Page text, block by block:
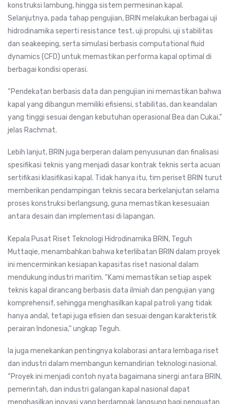
konstruksi lambung, hingga sistem permesinan kapal.
Selanjutnya, pada tahap pengujian, BRIN melakukan berbagai uji
hidrodinamika seperti resistance test, uji propulsi, uji stabilitas
dan seakeeping, serta simulasi berbasis computational fluid
dynamics (CFD) untuk memastikan performa kapal optimal di
berbagai kondisi operasi.
“Pendekatan berbasis data dan pengujian ini memastikan bahwa
kapal yang dibangun memiliki efisiensi, stabilitas, dan keandalan
yang tinggi sesuai dengan kebutuhan operasional Bea dan Cukai,”
jelas Rachmat.
Lebih lanjut, BRIN juga berperan dalam penyusunan dan finalisasi
spesifikasi teknis yang menjadi dasar kontrak teknis serta acuan
sertifikasi klasifikasi kapal. Tidak hanya itu, tim periset BRIN turut
memberikan pendampingan teknis secara berkelanjutan selama
proses konstruksi berlangsung, guna memastikan kesesuaian
antara desain dan implementasi di lapangan.
Kepala Pusat Riset Teknologi Hidrodinamika BRIN, Teguh
Muttaqie, menambahkan bahwa keterlibatan BRIN dalam proyek
ini mencerminkan kesiapan kapasitas riset nasional dalam
mendukung industri maritim. “Kami memastikan setiap aspek
teknis kapal dirancang berbasis data ilmiah dan pengujian yang
komprehensif, sehingga menghasilkan kapal patroli yang tidak
hanya andal, tetapi juga efisien dan sesuai dengan karakteristik
perairan Indonesia,” ungkap Teguh.
Ia juga menekankan pentingnya kolaborasi antara lembaga riset
dan industri dalam membangun kemandirian teknologi nasional.
“Proyek ini menjadi contoh nyata bagaimana sinergi antara BRIN,
pemerintah, dan industri galangan kapal nasional dapat
menghasilkan inovasi yang berdampak langsung bagi penguatan